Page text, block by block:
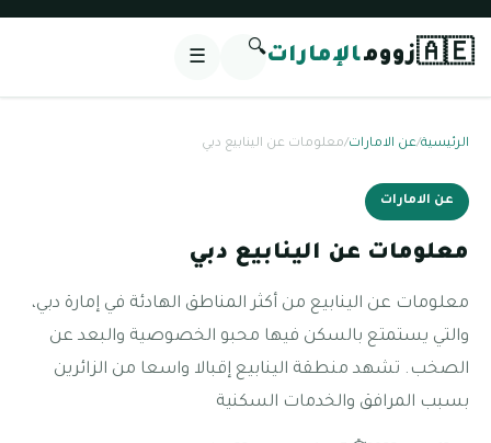
🇦🇪زوومالإمارات🔍
☰
الرئيسية/عن الامارات/معلومات عن الينابيع دبي
عن الامارات
معلومات عن الينابيع دبي
معلومات عن الينابيع من أكثر المناطق الهادئة في إمارة دبي،
والتي يستمتع بالسكن فيها محبو الخصوصية والبعد عن
الصخب. تشهد منطقة الينابيع إقبالا واسعا من الزائرين
بسبب المرافق والخدمات السكنية